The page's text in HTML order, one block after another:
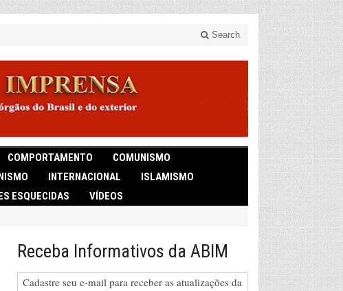
Search
COMPORTAMENTO
COMUNISMO
INTERNACIONAL
ISLAMISMO
ESQUECIDAS VÍDEOS
Receba Informativos da ABIM
Cadastre seu e-mail para receber as atualizações da